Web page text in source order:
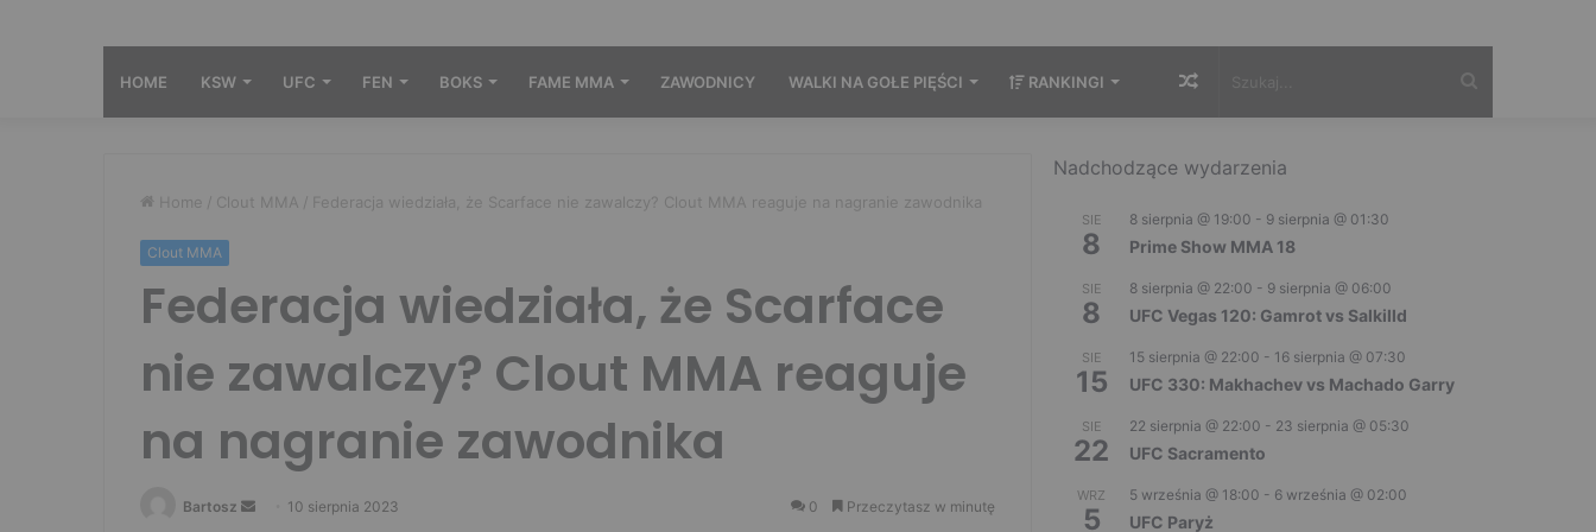
HOME KSW UFC FEN BOKS FAME MMA ZAWODNICY WALKI NA GOŁE PIĘŚCI RANKINGI Losowy
Home / Clout MMA / Federacja wiedziała, że Scarface nie zawalczy? Clout MMA reaguje na nagranie zawodnika
Clout MMA
Federacja wiedziała, że Scarface
nie zawalczy? Clout MMA reaguje
na nagranie zawodnika
Bartosz
Send 10 sierpnia 2023 0 Przeczytasz w minutę
Nadchodzące wydarzenia
SIE
8
8 sierpnia @ 19:00 - 9 sierpnia @ 01:30
Prime Show MMA 18
SIE
8
8 sierpnia @ 22:00 - 9 sierpnia @ 06:00
UFC Vegas 120: Gamrot vs Salkilld
SIE
15
15 sierpnia @ 22:00 - 16 sierpnia @ 07:30
UFC 330: Makhachev vs Machado Garry
SIE
22
22 sierpnia @ 22:00 - 23 sierpnia @ 05:30
UFC Sacramento
WRZ
5
5 września @ 18:00 - 6 września @ 02:00
UFC Paryż